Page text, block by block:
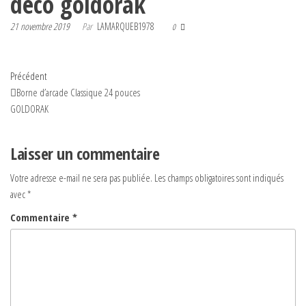
21 novembre 2019 Par LAMARQUEB1978 0
Navigation
de
Article
précédent
Précédent
Borne d’arcade Classique 24 pouces
GOLDORAK
Laisser un commentaire
Votre adresse e-mail ne sera pas publiée. Les champs obligatoires sont indiqués
avec*
Commentaire *